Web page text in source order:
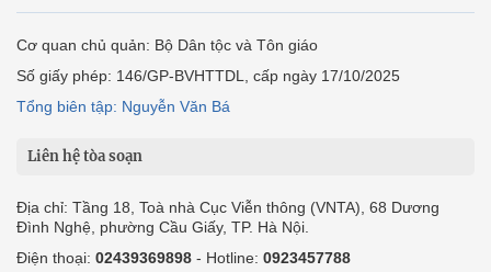
Cơ quan chủ quản: Bộ Dân tộc và Tôn giáo
Số giấy phép: 146/GP-BVHTTDL, cấp ngày 17/10/2025
Tổng biên tập: Nguyễn Văn Bá
Liên hệ tòa soạn
Địa chỉ: Tầng 18, Toà nhà Cục Viễn thông (VNTA), 68 Dương
Đình Nghệ, phường Cầu Giấy, TP. Hà Nội.
Điện thoại: 02439369898 - Hotline: 0923457788